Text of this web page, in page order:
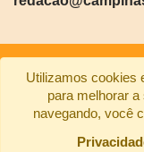
Utilizamos cookies
para melhorar
navegando, você